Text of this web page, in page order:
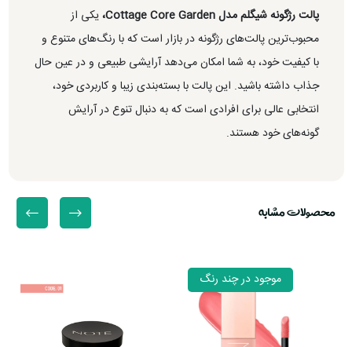
پالت رژگونه شیگلم مدل Cottage Core Garden،
یکی از
محبوب‌ترین پالت‌های رژگونه در بازار است که با رنگ‌های متنوع و
با کیفیت خود، به شما امکان می‌دهد آرایشی طبیعی و در عین حال
جذاب داشته باشید. این پالت با بسته‌بندی زیبا و کاربردی خود،
انتخابی عالی برای افرادی است که به دنبال تنوع در آرایش
گونه‌های خود هستند.
محصولات مشابه
موجود در چند رنگ